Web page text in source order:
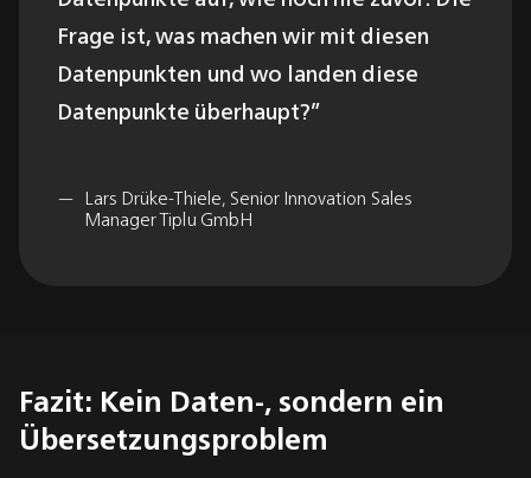
Frage ist, was machen wir mit diesen
Datenpunkten und wo landen diese
Datenpunkte überhaupt?
Lars Drüke-Thiele, Senior Innovation Sales
Manager Tiplu GmbH
Fazit: Kein Daten-, sondern ein
Übersetzungsproblem